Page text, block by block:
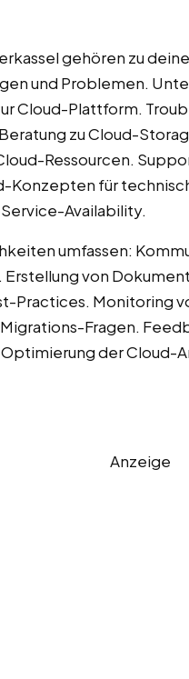
gehören zu
und Problemen.
Cloud-Plattform.
zu Cloud-
Ressourcen.
Konzepten für
Availability.
umfassen:
von
Practices. Monitoring
Fragen.
der Cloud-
Anzeige